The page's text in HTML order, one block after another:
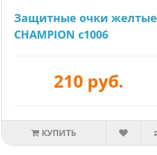
Защитные очки желтые
CHAMPION c1006
210 руб.
КУПИТЬ